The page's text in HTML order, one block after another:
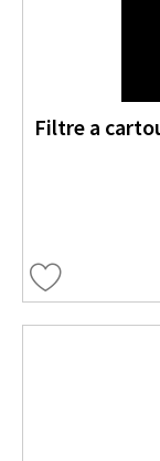
Filtre a